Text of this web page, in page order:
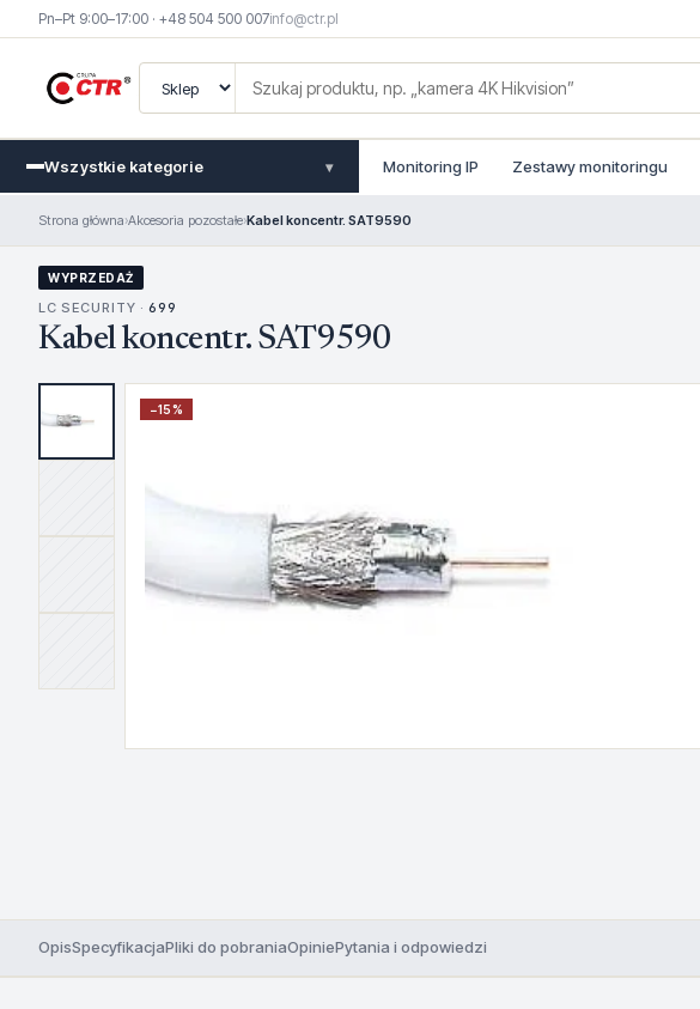
Pn–Pt 9:00–17:00 · +48 504 500 007info@ctr.pl
Wszystkie kategorie ▾ Monitoring IP Zestawy monitoringu
Strona główna›Akcesoria pozostałe›Kabel koncentr. SAT9590
WYPRZEDAŻ
LC SECURITY · 699
Kabel koncentr. SAT9590
−15%
OpisSpecyfikacjaPliki do pobraniaOpiniePytania i odpowiedzi